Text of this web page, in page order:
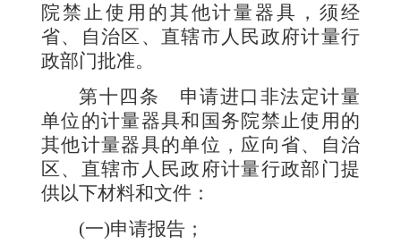
院禁止使用的其他计量器具，须经
省、自治区、直辖市人民政府计量行
政部门批准。
第十四条 申请进口非法定计量
单位的计量器具和国务院禁止使用的
其他计量器具的单位，应向省、自治
区、直辖市人民政府计量行政部门提
供以下材料和文件：
(一)申请报告；